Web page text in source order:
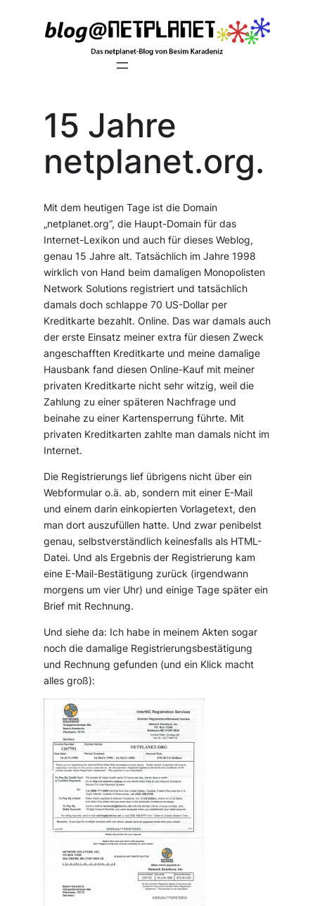
15 Jahre
netplanet.org.
Mit dem heutigen Tage ist die Domain
„netplanet.org“, die Haupt-Domain für das
Internet-Lexikon und auch für dieses Weblog,
genau 15 Jahre alt. Tatsächlich im Jahre 1998
wirklich von Hand beim damaligen Monopolisten
Network Solutions registriert und tatsächlich
damals doch schlappe 70 US-Dollar per
Kreditkarte bezahlt. Online. Das war damals auch
der erste Einsatz meiner extra für diesen Zweck
angeschafften Kreditkarte und meine damalige
Hausbank fand diesen Online-Kauf mit meiner
privaten Kreditkarte nicht sehr witzig, weil die
Zahlung zu einer späteren Nachfrage und
beinahe zu einer Kartensperrung führte. Mit
privaten Kreditkarten zahlte man damals nicht im
Internet.
Die Registrierungs lief übrigens nicht über ein
Webformular o.ä. ab, sondern mit einer E-Mail
und einem darin einkopierten Vorlagetext, den
man dort auszufüllen hatte. Und zwar penibelst
genau, selbstverständlich keinesfalls als HTML-
Datei. Und als Ergebnis der Registrierung kam
eine E-Mail-Bestätigung zurück (irgendwann
morgens um vier Uhr) und einige Tage später ein
Brief mit Rechnung.
Und siehe da: Ich habe in meinem Akten sogar
noch die damalige Registrierungsbestätigung
und Rechnung gefunden (und ein Klick macht
alles groß):